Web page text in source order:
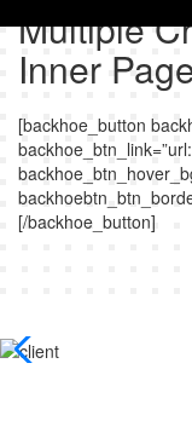
Multiple
Inner
[backhoe_button
[/backhoe_button]